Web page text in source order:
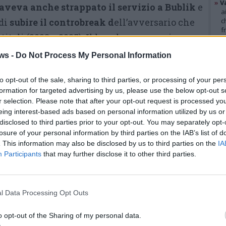
- Do Not Process My Personal Information
opt-out of the sale, sharing to third parties, or processing of your
for targeted advertising by us, please use the below opt-out
selection. Please note that after your opt-out request is processed
interest-based ads based on personal information utilized by us
to third parties prior to your opt-out. You may separately
of your personal information by third parties on the IAB’s list of
This information may also be disclosed by us to third parties on the
Participants that may further disclose it to other third parties.
Data Processing Opt Outs
opt-out of the Sharing of my personal data.
anche strappato il servizio a Bublik e
subire il controbreak dell’avversario che
(2023 e 2025). Il kazako aveva poi
5 mal’azzurro è rimasto concentrato
break, concluso come raccontato.
Quellagiocata del 7-6 ha
probabilmente girato l’inerzia
dell’intera partita: il secondo set è
stata unasinfonia del mancino
varesottoche ha strappato per
kazako ha conquistato il
della bandiera prima di
»